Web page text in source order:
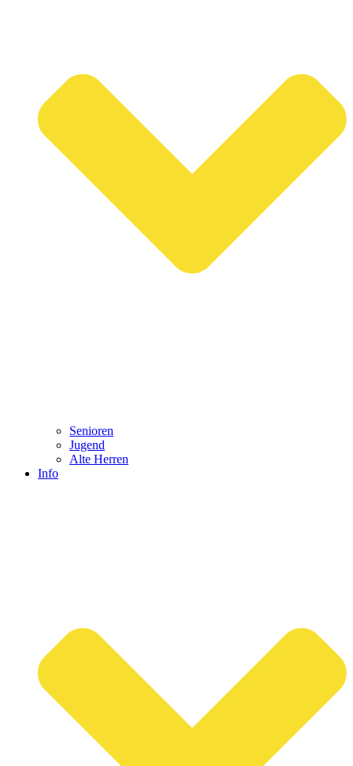
Senioren
Jugend
Alte Herren
Info